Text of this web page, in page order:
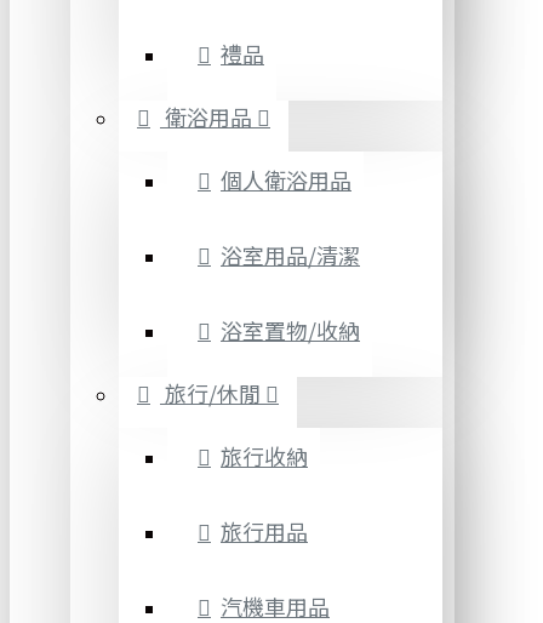
禮品
衛浴用品
個人衛浴用品
浴室用品/清潔
浴室置物/收納
旅行/休閒
旅行收納
旅行用品
汽機車用品